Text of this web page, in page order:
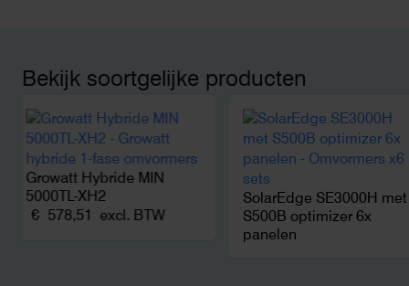
noodstroom voor de
zonnepanelen. Een
netcongestie.
Bekijk soortgelijke producten
Growatt Hybride MIN
5000TL-XH2
€ 578,51 excl. BTW
SolarEdge SE3000H met
S500B optimizer 6x
panelen